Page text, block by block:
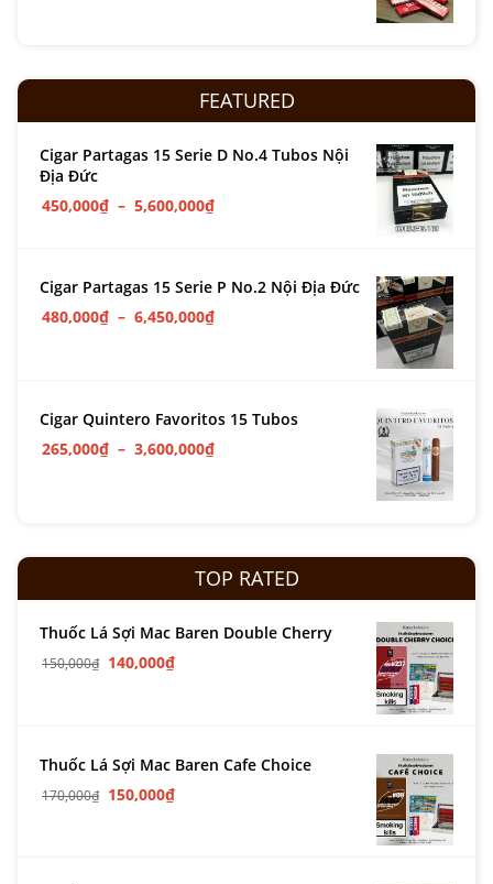
FEATURED
Cigar Partagas 15 Serie D No.4 Tubos Nội
Địa Đức
450,000₫ – 5,600,000₫
Cigar Partagas 15 Serie P No.2 Nội Địa Đức
480,000₫ – 6,450,000₫
Cigar Quintero Favoritos 15 Tubos
265,000₫ – 3,600,000₫
TOP RATED
Thuốc Lá Sợi Mac Baren Double Cherry
150,000₫ 140,000₫
Thuốc Lá Sợi Mac Baren Cafe Choice
170,000₫ 150,000₫